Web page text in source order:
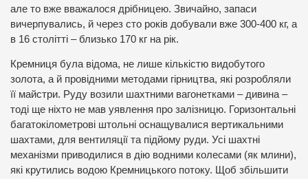
але то вже вважалося дрібницею. Звичайно, запаси
вичерпувались, й через сто років добували вже 300-400 кг, а
в 16 столітті – близько 170 кг на рік.
Кремниця була відома, не лише кількістю видобутого
золота, а й провідними методами гірництва, які розробляли
її майстри. Руду возили шахтними вагонетками – дивина –
тоді ще ніхто не мав уявлення про залізницю. Горизонтальні
багатокілометрові штольні оснащувалися вертикальними
шахтами, для вентиляції та підйому руди. Усі шахтні
механізми приводилися в дію водними колесами (як млини),
які крутились водою Кремницького потоку. Щоб збільшити